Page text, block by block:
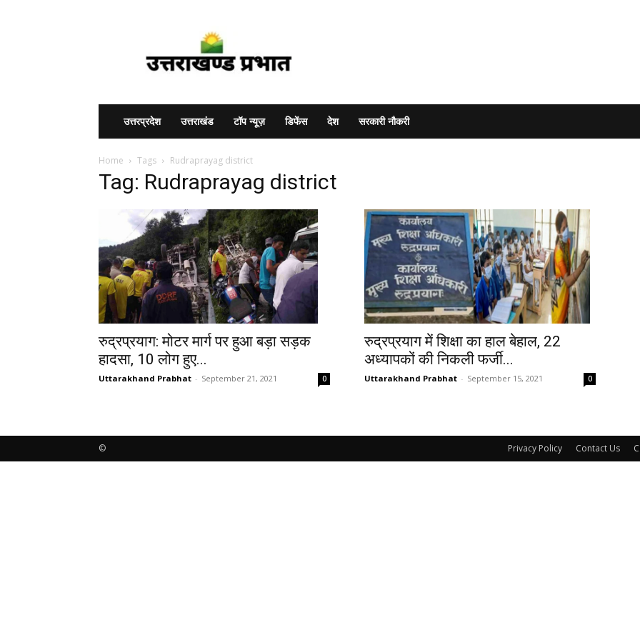
उत्तरप्रदेश उत्तराखंड टॉप न्यूज़ डिफेंस देश सरकारी नौकरी
Home Tags Rudraprayag district
Tag: Rudraprayag district
रुद्रप्रयाग: मोटर मार्ग पर हुआ बड़ा सड़क
हादसा, 10 लोग हुए...
Uttarakhand Prabhat - September 21, 2021 0
रुद्रप्रयाग में शिक्षा का हाल बेहाल, 22
अध्यापकों की निकली फर्जी...
Uttarakhand Prabhat - September 15, 2021 0
Privacy Policy Contact Us
©